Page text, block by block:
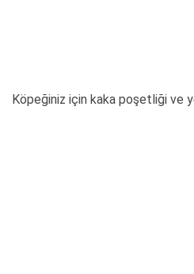
Köpeğiniz için kaka poşetliği ve